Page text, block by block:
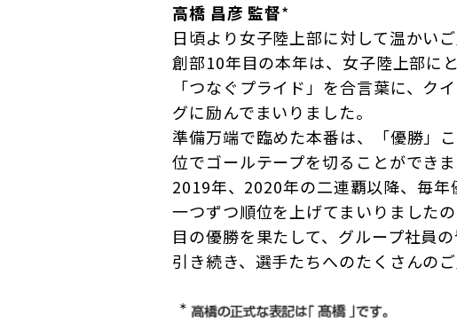
高橋 昌彦 監督*
日頃より女子陸上部に対して温かい
創部10年目の本年は、女子陸上部に
「つなぐプライド」を合言葉に、ク
グに励んでまいりました。
準備万端で臨めた本番は、「優勝」
位でゴールテープを切ることができま
2019年、2020年の二連覇以降、毎
一つずつ順位を上げてまいりました
目の優勝を果たして、グループ社員
引き続き、選手たちへのたくさんの